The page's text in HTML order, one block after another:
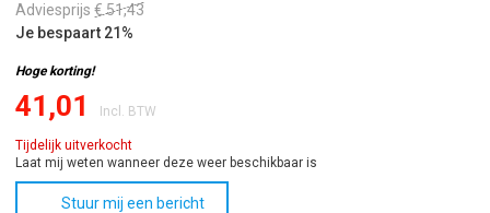
Adviesprijs € 51,43
Je bespaart 21%
Hoge korting!
41,01 Incl. BTW
Tijdelijk uitverkocht
Laat mij weten wanneer deze weer beschikbaar is
Stuur mij een bericht